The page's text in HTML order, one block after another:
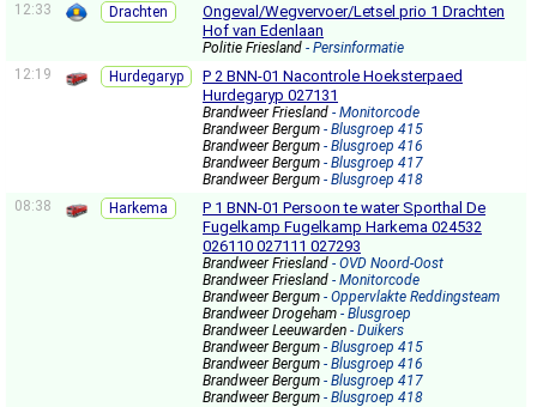
12:33
Drachten
Ongeval/Wegvervoer/Letsel prio 1 Drachten
Hof van Edenlaan
Politie Friesland - Persinformatie
12:19
Hurdegaryp
P 2 BNN-01 Nacontrole Hoeksterpaed
Hurdegaryp 027131
Brandweer Friesland - Monitorcode
Brandweer Bergum - Blusgroep 415
Brandweer Bergum - Blusgroep 416
Brandweer Bergum - Blusgroep 417
Brandweer Bergum - Blusgroep 418
08:38
Harkema
P 1 BNN-01 Persoon te water Sporthal De
Fugelkamp Fugelkamp Harkema 024532
026110 027111 027293
Brandweer Friesland - OVD Noord-Oost
Brandweer Friesland - Monitorcode
Brandweer Bergum - Oppervlakte Reddingsteam
Brandweer Drogeham - Blusgroep
Brandweer Leeuwarden - Duikers
Brandweer Bergum - Blusgroep 415
Brandweer Bergum - Blusgroep 416
Brandweer Bergum - Blusgroep 417
Brandweer Bergum - Blusgroep 418